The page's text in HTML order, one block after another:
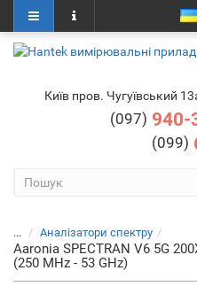
Київ пров. Чугуївський
(097) 940-
(099)
... Аналізатори спектру
Aaronia SPECTRAN V6 5G
(250 MHz - 53 GHz)